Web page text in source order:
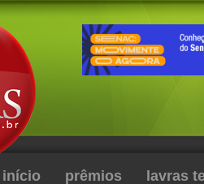
início prêmios lavras